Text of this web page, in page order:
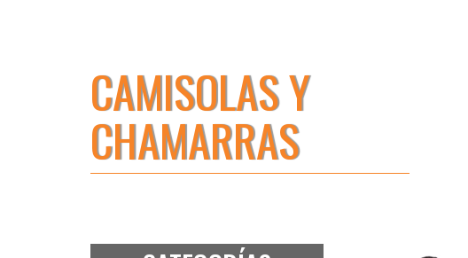
CAMISOLAS Y
CHAMARRAS